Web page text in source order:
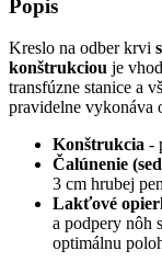
Popis
Kreslo na odber krvi
konštrukciou je
transfúzne stanice a
pravidelne vykonáva
Konštrukcia -
Čalúnenie
3 cm hrubej
Lakťové
a podpery nôh
optimálnu